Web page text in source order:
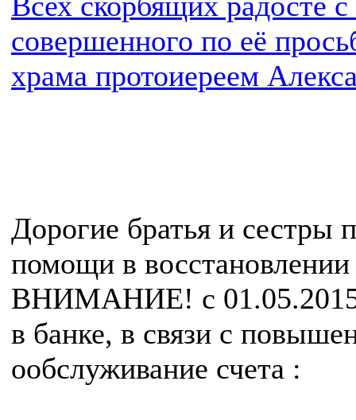
совершенного по её
храма протоиереем
Дорогие братья и сестры
помощи в
ВНИМАНИЕ! с
в банке, в связи с
ообслуживание счета :